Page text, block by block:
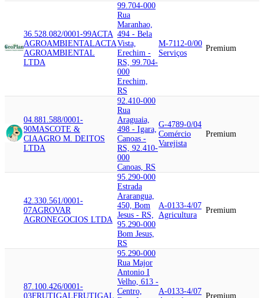
36.528.082/0001-99ACTA
AGROAMBIENTALACTA
AGROAMBIENTAL
LTDA
99.704-000
Rua
Maranhao,
494 - Bela
Vista,
Erechim -
RS, 99.704-
000
Erechim,
RS
M-7112-0/00
Serviços
Premium
04.881.588/0001-
90MASCOTE &
CIAAGRO M. DEITOS
LTDA
92.410-000
Rua
Araguaia,
498 - Igara,
Canoas -
RS, 92.410-
000
Canoas, RS
G-4789-0/04
Comércio
Varejista
Premium
42.330.561/0001-
07AGROVAR
AGRONEGOCIOS LTDA
95.290-000
Estrada
Ararangua,
450, Bom
Jesus - RS,
95.290-000
Bom Jesus,
RS
A-0133-4/07
Agricultura
Premium
87.100.426/0001-
03FRUTIGALFRUTIGAL
95.290-000
Rua Major
Antonio I
Velho, 613 -
Centro,
A-0133-4/07
Premium